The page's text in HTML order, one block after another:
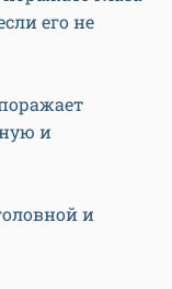
его не
и
и